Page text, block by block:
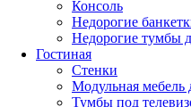
Консоль
Недорогие
Недорогие тумбы
Гостиная
Стенки
Модульная мебель
Тумбы под